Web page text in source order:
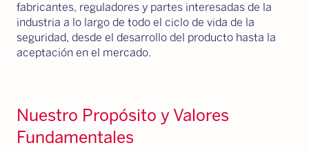
fabricantes, reguladores y partes interesadas de la
industria a lo largo de todo el ciclo de vida de la
seguridad, desde el desarrollo del producto hasta la
aceptación en el mercado.
Nuestro Propósito y Valores
Fundamentales